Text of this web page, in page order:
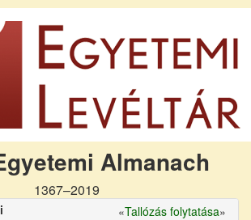
Almanach
1367–2019
«Tallózás folytatása»